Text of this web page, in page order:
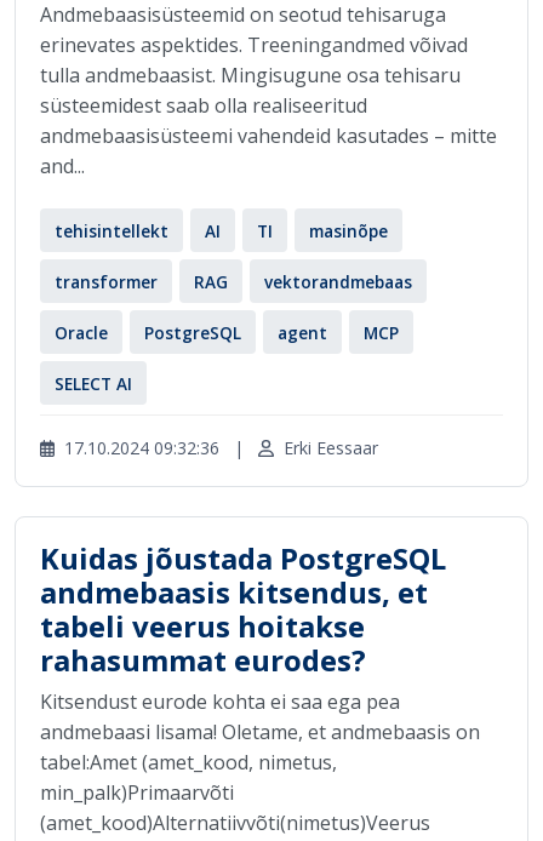
Andmebaasisüsteemid on seotud tehisaruga
erinevates aspektides. Treeningandmed võivad
tulla andmebaasist. Mingisugune osa tehisaru
süsteemidest saab olla realiseeritud
andmebaasisüsteemi vahendeid kasutades – mitte
and...
tehisintellekt AI TI masinõpe
transformer RAG vektorandmebaas
Oracle PostgreSQL agent MCP
SELECT AI
17.10.2024 09:32:36 | Erki Eessaar
Kuidas jõustada PostgreSQL
andmebaasis kitsendus, et
tabeli veerus hoitakse
rahasummat eurodes?
Kitsendust eurode kohta ei saa ega pea
andmebaasi lisama! Oletame, et andmebaasis on
tabel:Amet (amet_kood, nimetus,
min_palk)Primaarvõti
(amet_kood)Alternatiivvõti(nimetus)Veerus